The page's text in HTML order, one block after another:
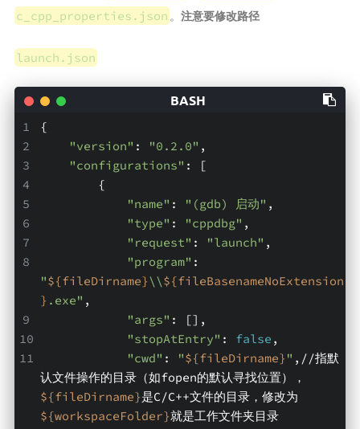
c_cpp_properties.json 。 注意要修改路径
launch.json
{
"version" : "0.2.0" ,
"configurations" : [
        {
"name" : "(gdb) 启动" ,
"type" : "cppdbg" ,
"request" : "launch" ,
"program"
"${fileDirname}\\${fileBasenameNoExtension
} .exe" ,
"args" : [],
"stopAtEntry" : false ,
"cwd" : "${fileDirname} " ,//指默
认文件操作的目录（如fopen的默认寻找位置），
${fileDirname}是C/C++文件的目录，修改为
${workspaceFolder}就是工作文件夹目录